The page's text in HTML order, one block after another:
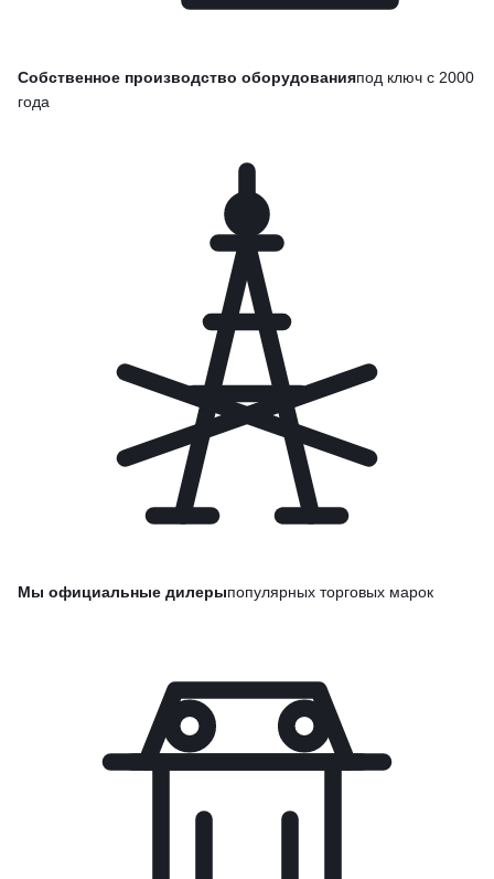
Собственное производство оборудованияпод ключ с 2000
года
Мы официальные дилерыпопулярных торговых марок